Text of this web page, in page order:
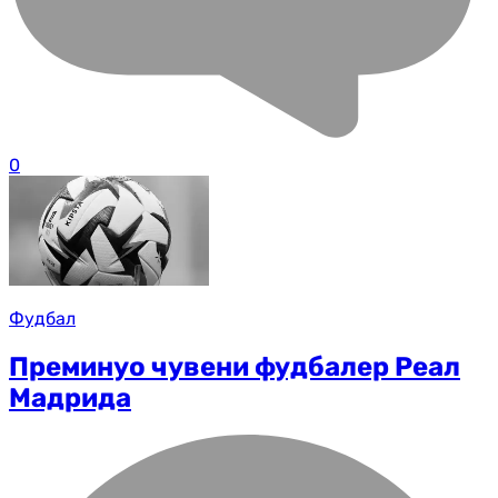
0
Фудбал
Преминуо чувени фудбалер Реал
Мадрида